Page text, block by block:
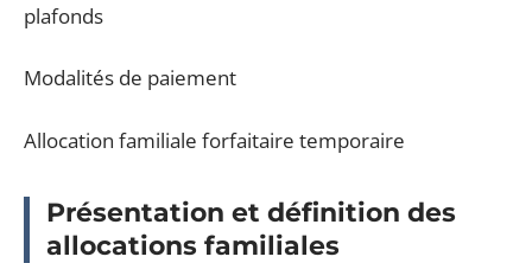
plafonds
Modalités de paiement
Allocation familiale forfaitaire temporaire
Présentation et définition des
allocations familiales